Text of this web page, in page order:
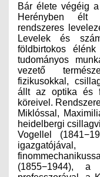
Bár élete végéig
Herényben élt
rendszeres
Levelek és
földbirtokos
tudományos
vezető
fizikusokkal,
állt az optika és
köreivel.
Miklóssal,
heidelbergi
Vogellel
(1855−1944), a